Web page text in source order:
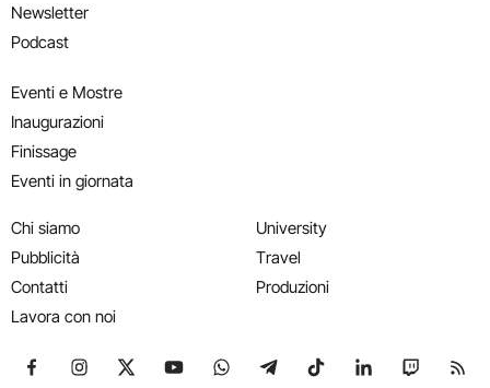
Newsletter
Podcast
Eventi e Mostre
Inaugurazioni
Finissage
Eventi in giornata
Chi siamo
Pubblicità
Contatti
Lavora con noi
University
Travel
Produzioni
Seguici su Facebook
Seguici su Instagram
Seguici su X
Seguici su YouTube
Seguici su WhatsApp
Seguici su Telegram
Seguici su TikTok
Seguici su
Seguici